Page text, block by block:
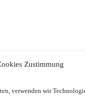
Zustimmung
verwenden wir